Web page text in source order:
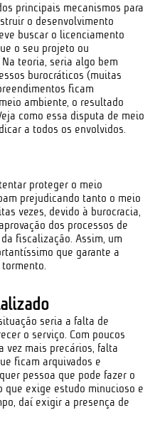
principais mecanismos para
o desenvolvimento
buscar o licenciamento
o seu projeto ou
teoria, seria algo bem
burocráticos (muitas
ficam
ambiente, o resultado
como essa disputa de meio
a todos os envolvidos.
proteger o meio
prejudicando tanto o meio
vezes, devido à burocracia,
dos processos de
fiscalização. Assim, um
que garante a
seria a falta de
o serviço. Com poucos
vez mais precários, falta
ficam arquivados e
pessoa que pode fazer o
que exige estudo minucioso e
daí exigir a presença de